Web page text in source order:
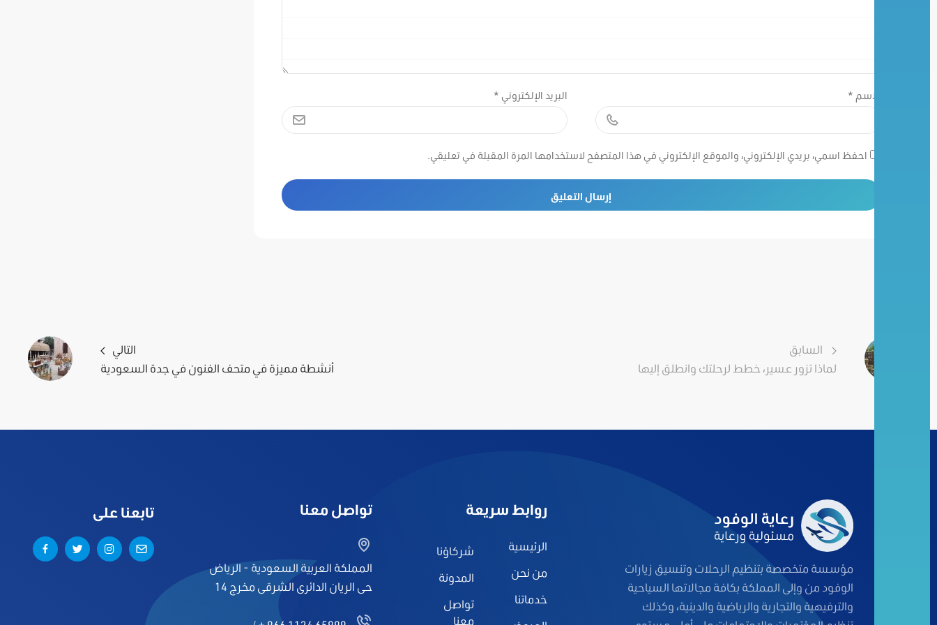
الاسم * البريد الإلكتروني *
احفظ اسمي، بريدي الإلكتروني، والموقع الإلكتروني في هذا المتصفح لاستخدامها المرة المقبلة في تعليقي.
السابق
لماذا تزور عسير، خطط لرحلتك وانطلق إليها
التالي
أنشطة مميزة في متحف الفنون في جدة السعودية
مؤسسة متخصصة بتنظيم الرحلات وتنسيق زيارات
الوفود من وإلى المملكة بكافة مجالاتها السياحية
والترفيهية والتجارية والرياضية والدينية، وكذلك
روابط سريعة
الرئيسية
من نحن
خدماتنا
شركاؤنا
المدونة
تواصل
معنا
تواصل معنا
المملكة العربية السعودية - الرياض
حى الريان الدائرى الشرقى مخرج 14
تابعنا على